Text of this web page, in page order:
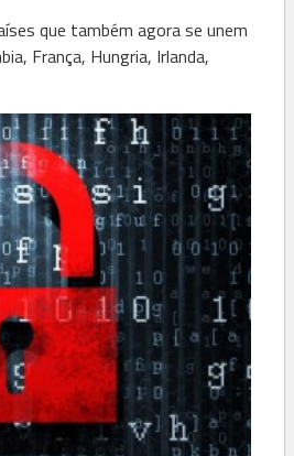
que também agora se unem
França, Hungria, Irlanda,